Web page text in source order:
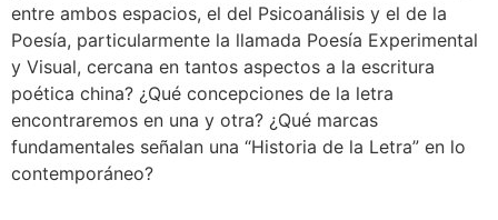
entre ambos espacios, el del Psicoanálisis y el de la
Poesía, particularmente la llamada Poesía Experimental
y Visual, cercana en tantos aspectos a la escritura
poética china? ¿Qué concepciones de la letra
encontraremos en una y otra? ¿Qué marcas
fundamentales señalan una “Historia de la Letra” en lo
contemporáneo?